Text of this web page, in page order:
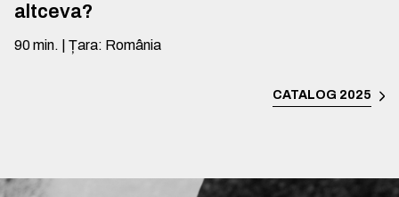
altceva?
90min. Țara: România
CATALOG 2025